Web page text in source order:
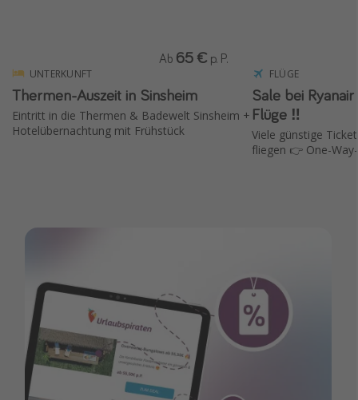
UNTERKUNFT
Thermen-Auszeit in Sinsheim
Eintritt in die Thermen & Badewelt Sinsheim +
Hotelübernachtung mit Frühstück
Ab 65 € p. P.
FLÜGE
Sale bei Ryanair ✈️ 15 %
Flüge ‼️
Viele günstige
fliegen 👉 One-